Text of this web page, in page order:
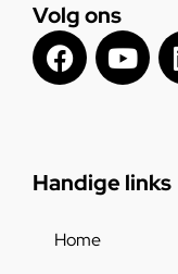
Volg ons
Handige links
Home